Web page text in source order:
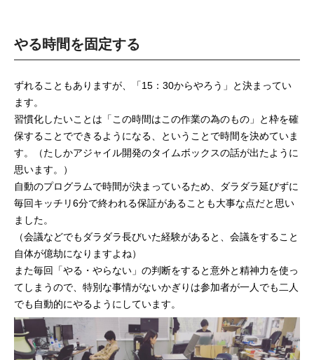
やる時間を固定する
ずれることもありますが、「15：30からやろう」と決まってい
ます。
習慣化したいことは「この時間はこの作業の為のもの」と枠を確
保することでできるようになる、ということで時間を決めていま
す。（たしかアジャイル開発のタイムボックスの話が出たように
思います。）
自動のプログラムで時間が決まっているため、ダラダラ延びずに
毎回キッチリ6分で終われる保証があることも大事な点だと思い
ました。
（会議などでもダラダラ長びいた経験があると、会議をすること
自体が億劫になりますよね）
また毎回「やる・やらない」の判断をすると意外と精神力を使っ
てしまうので、特別な事情がないかぎりは参加者が一人でも二人
でも自動的にやるようにしています。